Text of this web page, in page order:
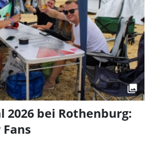
2026 bei Rothenburg: